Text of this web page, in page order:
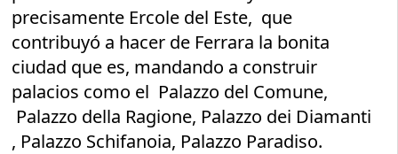
precisamente Ercole del Este, que
contribuyó a hacer de Ferrara la bonita
ciudad que es, mandando a construir
palacios como el Palazzo del Comune,
Palazzo della Ragione, Palazzo dei Diamanti
, Palazzo Schifanoia, Palazzo Paradiso.